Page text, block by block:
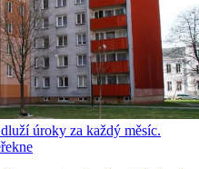
úroky za každý měsíc.